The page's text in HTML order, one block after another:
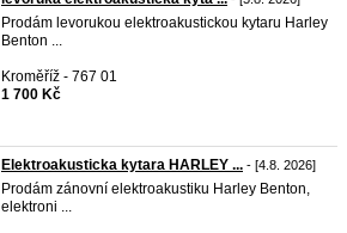
Prodám levorukou elektroakustickou kytaru Harley
Benton ...
Kroměříž - 767 01
1 700 Kč
Elektroakusticka kytara HARLEY ... - [4.8. 2026]
Prodám zánovní elektroakustiku Harley Benton,
elektroni ...